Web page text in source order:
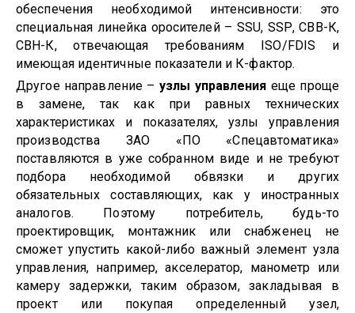
обеспечения необходимой интенсивности: это
специальная линейка оросителей – SSU, SSP, СВВ-К,
СВН-К, отвечающая требованиям ISO/FDIS и
имеющая идентичные показатели и К-фактор.
Другое направление – узлы управления еще проще
в замене, так как при равных технических
характеристиках и показателях, узлы управления
производства ЗАО «ПО «Спецавтоматика»
поставляются в уже собранном виде и не требуют
подбора необходимой обвязки и других
обязательных составляющих, как у иностранных
аналогов. Поэтому потребитель, будь-то
проектировщик, монтажник или снабженец не
сможет упустить какой-либо важный элемент узла
управления, например, акселератор, манометр или
камеру задержки, таким образом, закладывая в
проект или покупая определенный узел,